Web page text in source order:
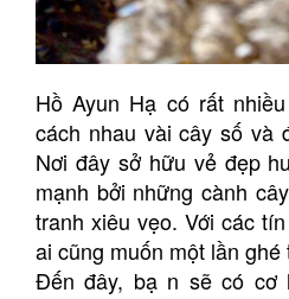
Hồ Ayun Hạ có rất
cách nhau vài cây số và
Nơi đây sở hữu vẻ đẹp
mạnh bởi những cành
tranh xiêu vẹo. Với các
ai cũng muốn một lần ghé
Đến đây, bạ n sẽ có cơ